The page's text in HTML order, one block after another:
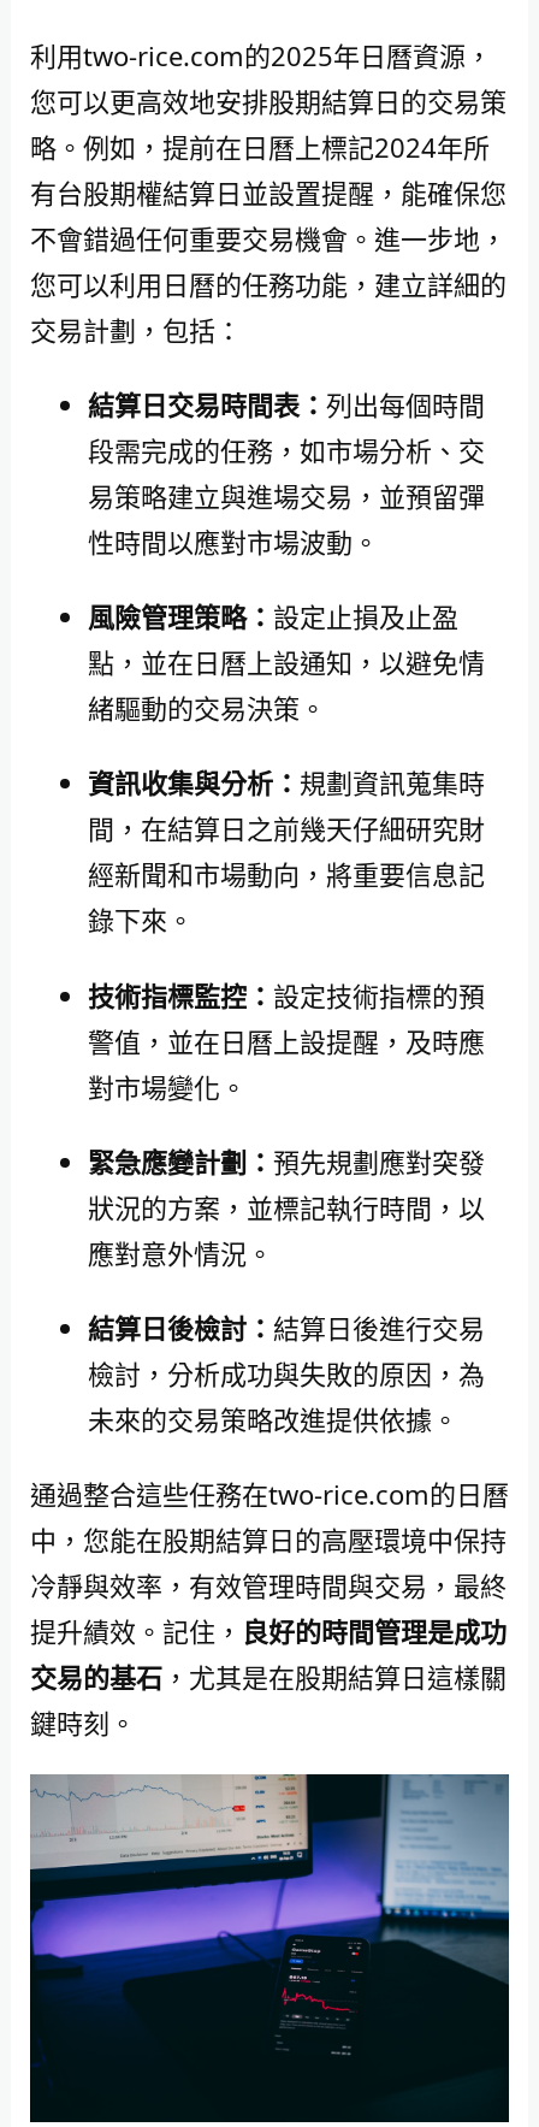
利用two-rice.com的2025年日曆資源，
您可以更高效地安排股期結算日的交易策
略。例如，提前在日曆上標記2024年所
有台股期權結算日並設置提醒，能確保您
不會錯過任何重要交易機會。進一步地，
您可以利用日曆的任務功能，建立詳細的
交易計劃，包括：
結算日交易時間表： 列出每個時間
段需完成的任務，如市場分析、交
易策略建立與進場交易，並預留彈
性時間以應對市場波動。
風險管理策略： 設定止損及止盈
點，並在日曆上設通知，以避免情
緒驅動的交易決策。
資訊收集與分析： 規劃資訊蒐集時
間，在結算日之前幾天仔細研究財
經新聞和市場動向，將重要信息記
錄下來。
技術指標監控： 設定技術指標的預
警值，並在日曆上設提醒，及時應
對市場變化。
緊急應變計劃： 預先規劃應對突發
狀況的方案，並標記執行時間，以
應對意外情況。
結算日後檢討： 結算日後進行交易
檢討，分析成功與失敗的原因，為
未來的交易策略改進提供依據。
通過整合這些任務在two-rice.com的日曆
中，您能在股期結算日的高壓環境中保持
冷靜與效率，有效管理時間與交易，最終
提升績效。記住， 良好的時間管理是成功
交易的基石，尤其是在股期結算日這樣關
鍵時刻。